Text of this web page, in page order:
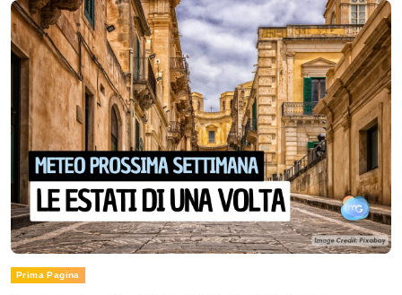
Prima Pagina